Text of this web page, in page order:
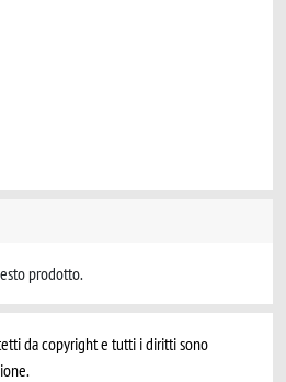
prodotto.
da copyright e tutti i diritti sono